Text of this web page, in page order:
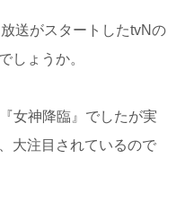
送がスタートしたtvNの
しょうか。
女神降臨』でしたが実
大注目されているので